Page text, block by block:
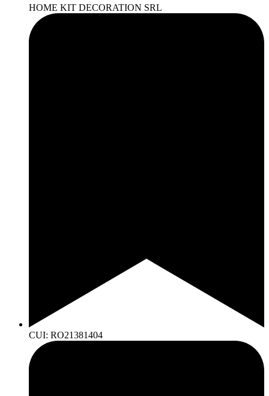
HOME KIT DECORATION SRL
CUI: RO21381404